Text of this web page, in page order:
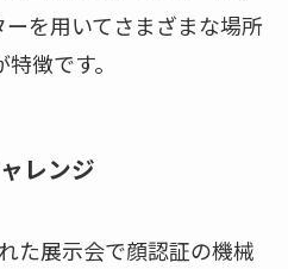
ーを用いてさまざまな場所
徴です。
レンジ
た展示会で顔認証の機械